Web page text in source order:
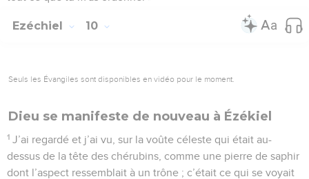
Ezéchiel 10
Seuls les Évangiles sont disponibles en vidéo pour le moment.
Dieu se manifeste de nouveau à Ézékiel
1 J’ai regardé et j’ai vu, sur la voûte céleste qui était au-
dessus de la tête des chérubins, comme une pierre de saphir
dont l’aspect ressemblait à un trône ; c’était ce qui se voyait